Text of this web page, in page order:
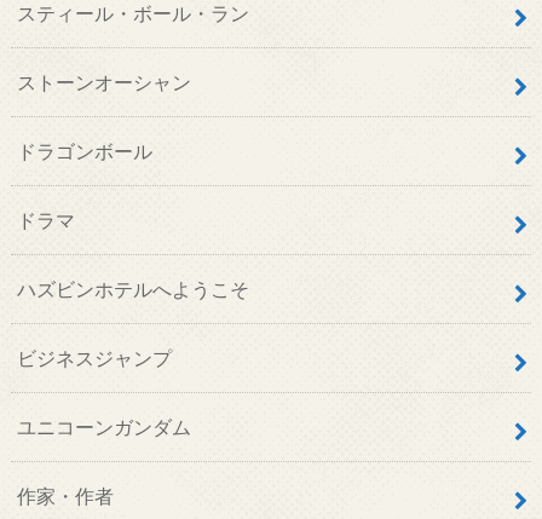
スティール・ボール・ラン
ストーンオーシャン
ドラゴンボール
ドラマ
ハズビンホテルへようこそ
ビジネスジャンプ
ユニコーンガンダム
作家・作者